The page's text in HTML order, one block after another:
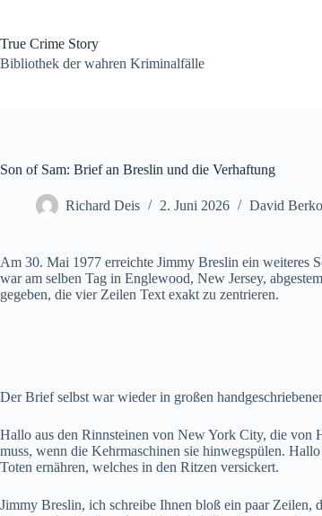
springen
True Crime Story
Bibliothek der wahren Kriminalfälle
Son of Sam: Brief an Breslin und die Verhaftung
Richard Deis 2. Juni 2026 David
Am 30. Mai 1977 erreichte Jimmy Breslin ein weiteres
war am selben Tag in Englewood, New Jersey,
gegeben, die vier Zeilen Text exakt zu zentrieren.
Der Brief selbst war wieder in großen
Hallo aus den Rinnsteinen von New York City, die von
muss, wenn die Kehrmaschinen sie hinwegspülen.
Toten ernähren, welches in den Ritzen versickert.
Jimmy Breslin, ich schreibe Ihnen bloß ein paar Zeilen,